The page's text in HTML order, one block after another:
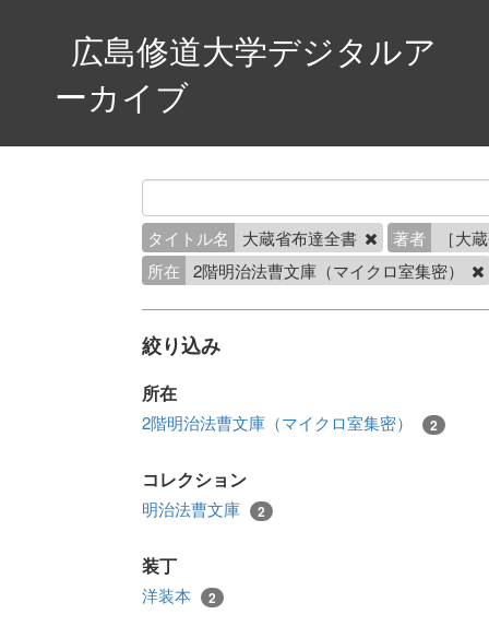
広島修道大学デジタルア
ーカイブ
タイトル名 大蔵省布達全書 著者
［大
所在
2階明治法曹文庫（マイクロ室集密）
絞り込み
所在
2階明治法曹文庫（マイクロ室集密） 2
コレクション
明治法曹文庫 2
装丁
洋装本 2